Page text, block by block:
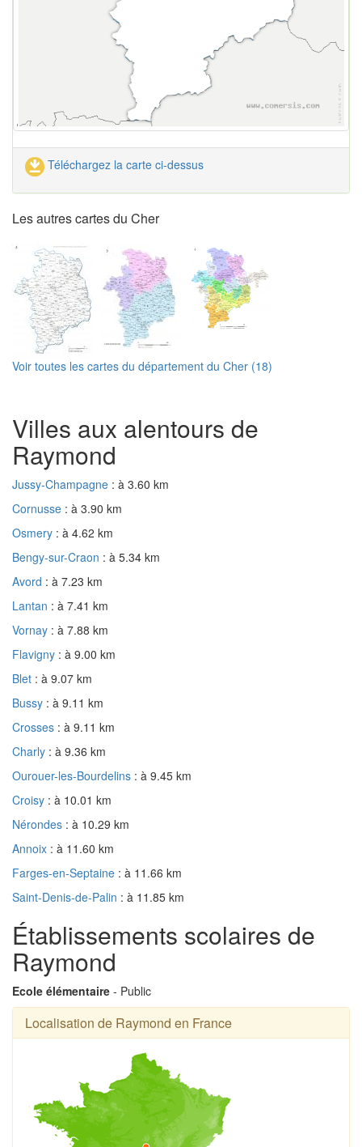
Téléchargez la carte ci-dessus
Les autres cartes du Cher
Voir toutes les cartes du département du Cher (18)
Villes aux alentours de
Raymond
Jussy-Champagne : à 3.60 km
Cornusse : à 3.90 km
Osmery : à 4.62 km
Bengy-sur-Craon : à 5.34 km
Avord : à 7.23 km
Lantan : à 7.41 km
Vornay : à 7.88 km
Flavigny : à 9.00 km
Blet : à 9.07 km
Bussy : à 9.11 km
Crosses : à 9.11 km
Charly : à 9.36 km
Ourouer-les-Bourdelins : à 9.45 km
Croisy : à 10.01 km
Nérondes : à 10.29 km
Annoix : à 11.60 km
Farges-en-Septaine : à 11.66 km
Saint-Denis-de-Palin : à 11.85 km
Établissements scolaires de
Raymond
Ecole élémentaire - Public
Localisation de Raymond en France